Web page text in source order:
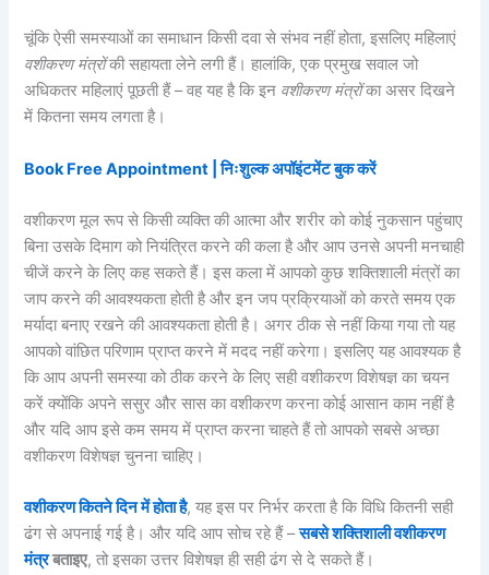
चूंकि ऐसी समस्याओं का समाधान किसी दवा से संभव नहीं होता, इसलिए महिलाएं
वशीकरण मंत्रोंकी सहायता लेने लगी हैं। हालांकि, एक प्रमुख सवाल जो
अधिकतर महिलाएं पूछती हैं – वह यह है कि इन वशीकरण मंत्रोंका असर दिखने
में कितना समय लगता है।
Book Free Appointment | निःशुल्क अपॉइंटमेंट बुक करें
वशीकरण मूल रूप से किसी व्यक्ति की आत्मा और शरीर को कोई नुकसान पहुंचाए
बिना उसके दिमाग को नियंत्रित करने की कला है और आप उनसे अपनी मनचाही
चीजें करने के लिए कह सकते हैं। इस कला में आपको कुछ शक्तिशाली मंत्रों का
जाप करने की आवश्यकता होती है और इन जप प्रक्रियाओं को करते समय एक
मर्यादा बनाए रखने की आवश्यकता होती है। अगर ठीक से नहीं किया गया तो यह
आपको वांछित परिणाम प्राप्त करने में मदद नहीं करेगा। इसलिए यह आवश्यक है
कि आप अपनी समस्या को ठीक करने के लिए सही वशीकरण विशेषज्ञ का चयन
करें क्योंकि अपने ससुर और सास का वशीकरण करना कोई आसान काम नहीं है
और यदि आप इसे कम समय में प्राप्त करना चाहते हैं तो आपको सबसे अच्छा
वशीकरण विशेषज्ञ चुनना चाहिए।
वशीकरण कितने दिन में होता है, यह इस पर निर्भर करता है कि विधि कितनी सही
ढंग से अपनाई गई है। और यदि आप सोच रहे हैं –सबसे शक्तिशाली वशीकरण
मंत्रबताइए, तो इसका उत्तर विशेषज्ञ ही सही ढंग से दे सकते हैं।